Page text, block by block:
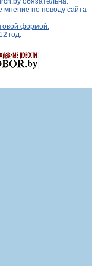
мнение по поводу сайта
формой.
год.